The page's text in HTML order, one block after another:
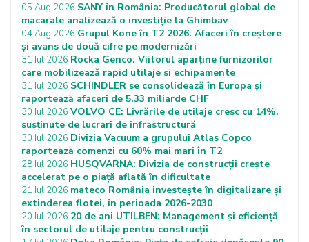
05 Aug 2026 SANY în România: Producătorul global de
macarale analizează o investiție la Ghimbav
04 Aug 2026 Grupul Kone în T2 2026: Afaceri în creștere
și avans de două cifre pe modernizări
31 Iul 2026 Rocka Genco: Viitorul aparține furnizorilor
care mobilizează rapid utilaje si echipamente
31 Iul 2026 SCHINDLER se consolidează în Europa și
raportează afaceri de 5,33 miliarde CHF
30 Iul 2026 VOLVO CE: Livrările de utilaje cresc cu 14%,
susținute de lucrari de infrastructură
30 Iul 2026 Divizia Vacuum a grupului Atlas Copco
raportează comenzi cu 60% mai mari în T2
28 Iul 2026 HUSQVARNA: Divizia de construcții crește
accelerat pe o piață aflată în dificultate
21 Iul 2026 mateco România investește în digitalizare și
extinderea flotei, în perioada 2026-2030
20 Iul 2026 20 de ani UTILBEN: Management și eficiență
în sectorul de utilaje pentru construcții